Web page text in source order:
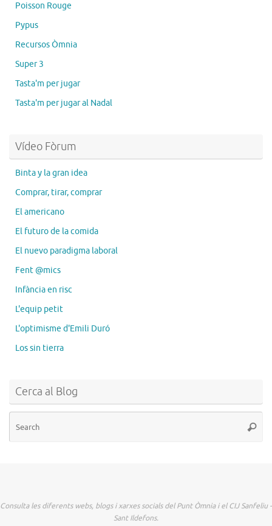
Poisson Rouge
Pypus
Recursos Òmnia
Super 3
Tasta'm per jugar
Tasta'm per jugar al Nadal
Vídeo Fòrum
Binta y la gran idea
Comprar, tirar, comprar
El americano
El futuro de la comida
El nuevo paradigma laboral
Fent @mics
Infància en risc
L'equip petit
L'optimisme d'Emili Duró
Los sin tierra
Cerca al Blog
Consulta les diferents webs, blogs i xarxes socials del Punt Òmnia i el CIJ Sanfeliu -
Sant Ildefons.